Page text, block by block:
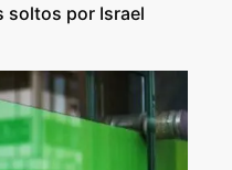
soltos por Israel